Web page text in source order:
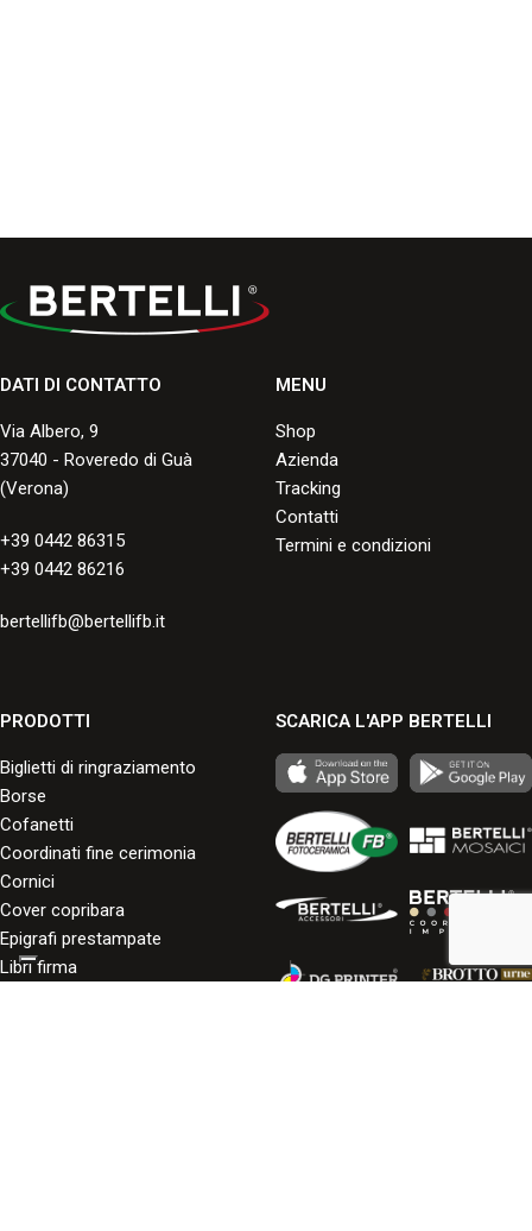
DATI DI CONTATTO
Via Albero, 9
37040 - Roveredo di Guà
(Verona)
+39 0442 86315
+39 0442 86216
bertellifb@bertellifb.it
MENU
Shop
Azienda
Tracking
Contatti
Termini e condizioni
PRODOTTI
Biglietti di ringraziamento
Borse
Cofanetti
Coordinati fine cerimonia
Cornici
Cover copribara
Epigrafi prestampate
Libri firma
SCARICA L'APP BERTELLI